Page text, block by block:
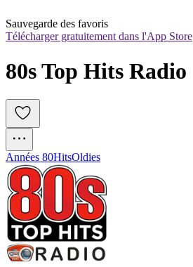
Sauvegarde des favoris
Télécharger gratuitement dans l'App Store
80s Top Hits Radio
Années 80HitsOldies